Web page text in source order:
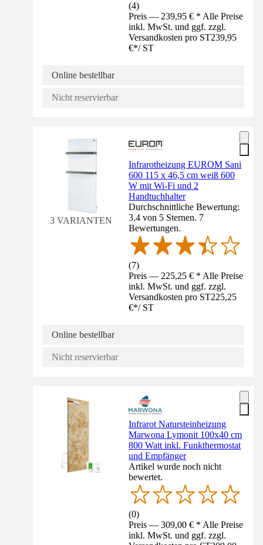
(4)
Preis — 239,95 € * Alle Preise
inkl. MwSt. und ggf. zzgl.
Versandkosten pro ST239,95
€*/ ST
Online bestellbar
Nicht reservierbar
3 VARIANTEN
Infrarotheizung EUROM Sani
600 115 x 46,5 cm weiß 600
W mit Wi-Fi und 2
Handtuchhalter
Durchschnittliche Bewertung:
3.4 von 5 Sternen. 7
Bewertungen.
(7)
Preis — 225,25 € * Alle Preise
inkl. MwSt. und ggf. zzgl.
Versandkosten pro ST225,25
€*/ ST
Online bestellbar
Nicht reservierbar
Infrarot Natursteinheizung
Marwona Lymonit 100x40 cm
800 Watt inkl. Funkthermostat
und Empfänger
Artikel wurde noch nicht
bewertet.
(0)
Preis — 309,00 € * Alle Preise
inkl. MwSt. und ggf. zzgl.